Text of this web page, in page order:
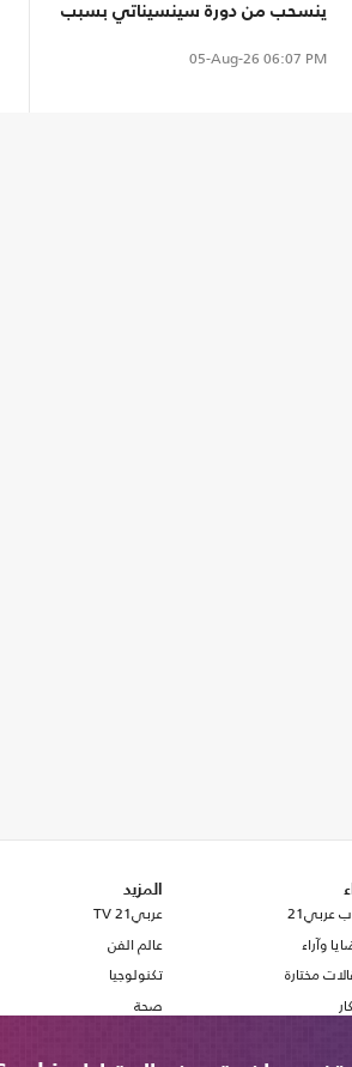
ينسحب من دورة سينسيناتي بسبب
05-Aug-26 06:07 PM
عربي21
وآراء
مختارة
المزيد
عربي21 TV
عالم الفن
تكنولوجيا
صحة